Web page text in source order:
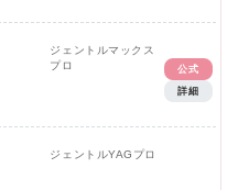
ジェントルマックス
プロ
公式
詳細
ジェントルYAGプロ